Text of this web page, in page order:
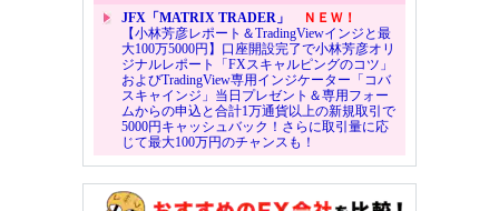
JFX「MATRIX TRADER」
ＮＥＷ！
【小林芳彦レポート＆TradingViewインジと最
大100万5000円】口座開設完了で小林芳彦オリ
ジナルレポート「FXスキャルピングのコツ」
およびTradingView専用インジケーター「コバ
スキャインジ」当日プレゼント＆専用フォー
ムからの申込と合計1万通貨以上の新規取引で
5000円キャッシュバック！さらに取引量に応
じて最大100万円のチャンスも！